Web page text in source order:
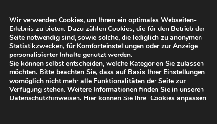
Inhalt
springen
DIESES INTERNET
Eine subjektive Sicht der Dinge
Menü
VERÖFFENTLICHT
AM
19. JULI 2013VONFARINHO
Monsterlied
Wir verwenden Cookies, um Ihnen ein optimales Webseiten-
Erlebnis zu bieten. Dazu zählen Cookies, die für den Betrieb der
Seite notwendig sind, sowie solche, die lediglich zu anonymen
Statistikzwecken, für Komforteinstellungen oder zur Anzeige
personalisierter Inhalte genutzt werden.
Sie können selbst entscheiden, welche Kategorien Sie zulassen
möchten. Bitte beachten Sie, dass auf Basis Ihrer Einstellungen
womöglich nicht mehr alle Funktionalitäten der Seite zur
Verfügung stehen. Weitere Informationen finden Sie in unseren
Datenschutzhinweisen. Hier können Sie Ihre Cookies anpassen